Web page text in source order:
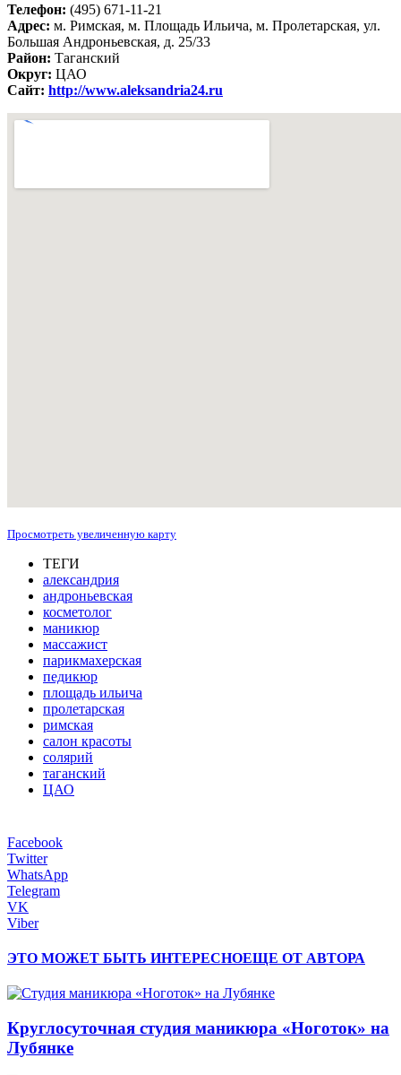
Телефон: (495) 671-11-21
Адрес: м. Римская, м. Площадь Ильича, м. Пролетарская, ул.
Большая Андроньевская, д. 25/33
Район: Таганский
Округ: ЦАО
Сайт: http://www.aleksandria24.ru
Просмотреть увеличенную карту
ТЕГИ
александрия
андроньевская
косметолог
маникюр
массажист
парикмахерская
педикюр
площадь ильича
пролетарская
римская
салон красоты
солярий
таганский
ЦАО
Facebook
Twitter
WhatsApp
Telegram
VK
Viber
ЭТО МОЖЕТ БЫТЬ ИНТЕРЕСНОЕЩЕ ОТ АВТОРА
Круглосуточная студия маникюра «Ноготок» на
Лубянке